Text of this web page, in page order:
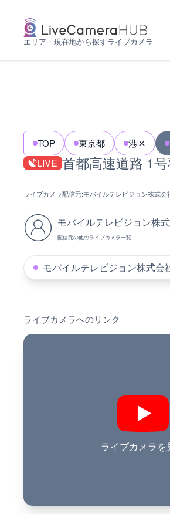
エリア・現在地から探すライブカメラ
TOP 東京都 港区
LIVE 首都高速道路 1
ライブカメラ配信元:モバイルテレビジョン株式会
モバイルテレビジョン株
配信元の他のライブカメラ一覧
モバイルテレビジョン株式会
ライブカメラへのリンク
ライブカメラを